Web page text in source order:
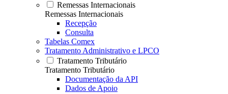
Remessas Internacionais
Remessas Internacionais
Recepção
Consulta
Tabelas Comex
Tratamento Administrativo e LPCO
Tratamento Tributário
Tratamento Tributário
Documentação da API
Dados de Apoio